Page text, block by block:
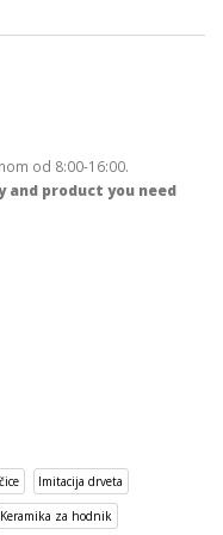
od 8:00-16:00.
and product you need
Imitacija drveta
Keramika za hodnik